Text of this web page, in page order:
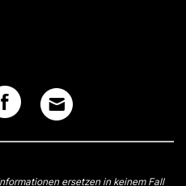
ersetzen in keinem Fall